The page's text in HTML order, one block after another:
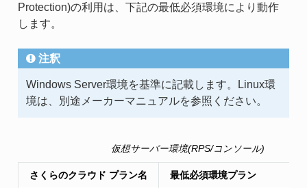
Protection)の利用は、下記の最低必須環境により動作
します。
注釈
Windows Server環境を基準に記載します。Linux環
境は、別途メーカーマニュアルを参照ください。
仮想サーバー環境(RPS/コンソール)
さくらのクラウド プラン名 最低必須環境プラン